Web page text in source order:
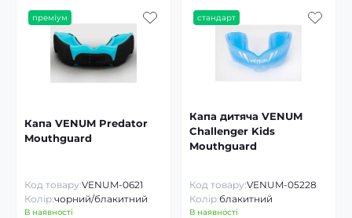
преміум
Капа VENUM Predator
Mouthguard
Код товару:VENUM-0621
Колір:чорний/блакитний
В наявності
стандарт
Капа дитяча VENUM
Challenger Kids
Mouthguard
Код товару:VENUM-05228
Колір:блакитний
В наявності